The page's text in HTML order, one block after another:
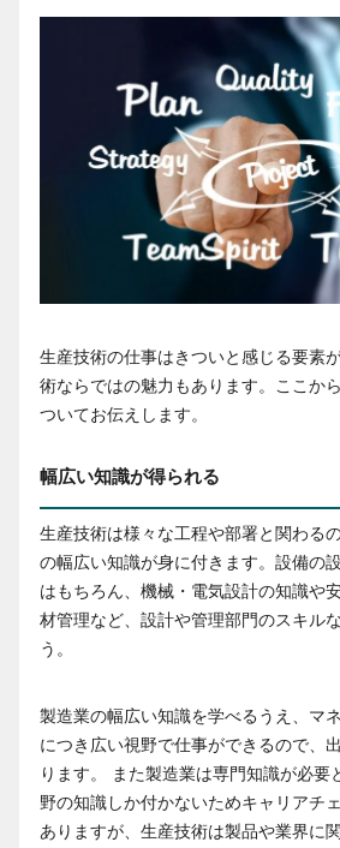
生産技術の仕事はきついと感じる要素
術ならではの魅力もあります。ここか
ついてお伝えします。
幅広い知識が得られる
生産技術は様々な工程や部署と関わる
の幅広い知識が身に付きます。設備の
はもちろん、機械・電気設計の知識や
材管理など、設計や管理部門のスキル
う。
製造業の幅広い知識を学べるうえ、マ
につき広い視野で仕事ができるので、
ります。 また製造業は専門知識が必要
野の知識しか付かないためキャリアチ
ありますが、生産技術は製品や業界に